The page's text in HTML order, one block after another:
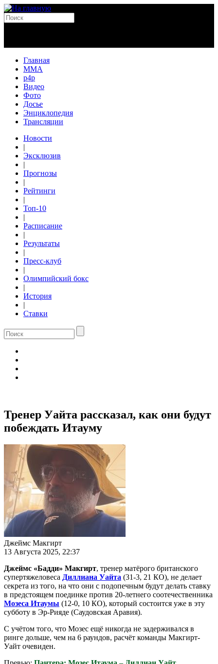
Главная
MMA
p4p
Видео
Фото
Досье
Энциклопедия
Трансляции
Новости
|
Эксклюзив
|
Прогнозы
|
Рейтинги
|
Топ-10
|
Расписание
|
Результаты
|
Пресс-клуб
|
Олимпийский бокс
|
История
|
Ставки
Тренер Уайта рассказал, как они будут
побеждать Итауму
Джеймс Макгирт
13 Августа 2025, 22:37
Джеймс «Бадди» Макгирт, тренер матёрого британского
супертяжеловеса Диллиана Уайта (31-3, 21 КО), не делает
секрета из того, на что они с подопечным будут делать ставку
в предстоящем поединке против 20-летнего соотечественника
Мозеса Итаумы (12-0, 10 КО), который состоится уже в эту
субботу в Эр-Рияде (Саудовская Аравия).
С учётом того, что Мозес ещё никогда не задерживался в
ринге дольше, чем на 6 раундов, расчёт команды Макгирт-
Уайт очевиден.